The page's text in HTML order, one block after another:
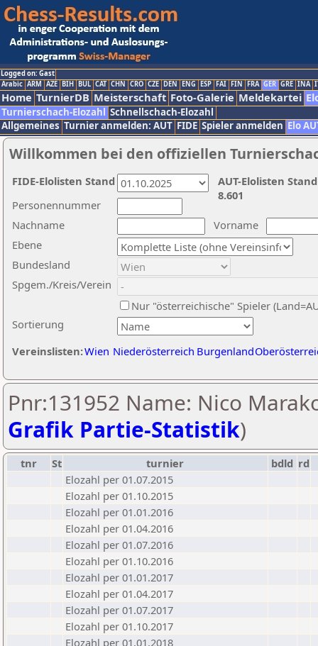
Logged on: Gast
Arabic ARM AZE BIH BUL CAT CHN CRO CZE DEN ENG ESP FAI FIN FRA GER GRE INA
Home TurnierDB Meisterschaft Foto-Galerie Meldekartei
Turnierschach-Elozahl Schnellschach-Elozahl
Allgemeines Turnier anmelden: AUT FIDE Spieler anmelden Elo
Willkommen bei den offiziellen
Nachname
Vorname
Ebene
Sortierung
Personennummer
Bundesland
Spgem./Kreis/Verein
Nur "österreichische" Spieler
Vereinslisten:Wien Niederösterreich Burgenland
AUT-Elolisten
8.601
FIDE-Elolisten Stand
Pnr:131952 Name: Nico
Grafik Partie-Statistik)
tnr St turnier bdld rd
Elozahl per 01.07.2015
Elozahl per 01.10.2015
Elozahl per 01.01.2016
Elozahl per 01.04.2016
Elozahl per 01.07.2016
Elozahl per 01.10.2016
Elozahl per 01.01.2017
Elozahl per 01.04.2017
Elozahl per 01.07.2017
Elozahl per 01.10.2017
Elozahl per 01.01.2018